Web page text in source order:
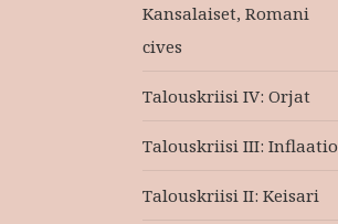
Kansalaiset, Romani
cives
Talouskriisi IV: Orjat
Talouskriisi III: Inflaatio
Talouskriisi II: Keisari